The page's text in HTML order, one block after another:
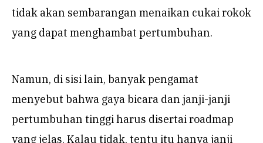
tidak akan sembarangan menaikan cukai rokok
yang dapat menghambat pertumbuhan.
Namun, di sisi lain, banyak pengamat
menyebut bahwa gaya bicara dan janji-janji
pertumbuhan tinggi harus disertai roadmap
yang jelas. Kalau tidak, tentu itu hanya janji